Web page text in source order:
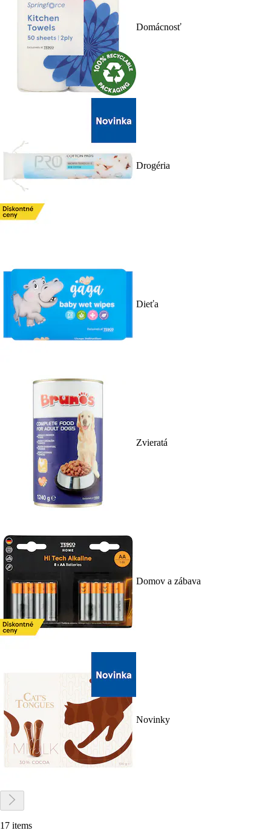
Domácnosť
Drogéria
Dieťa
Zvieratá
Domov a zábava
Novinky
17 items